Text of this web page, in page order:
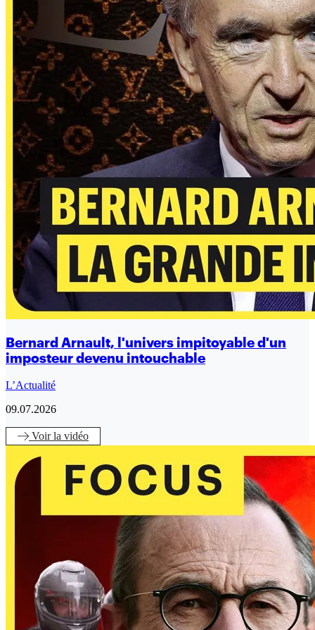
Bernard Arnault, l'univers impitoyable d'un
imposteur devenu intouchable
L’Actualité
09.07.2026
Voirla vidéo